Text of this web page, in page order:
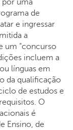
de
e ingressar
a
um “concurso
incluem a
línguas em
da qualificação
de estudos e
O
é
Ensino, de